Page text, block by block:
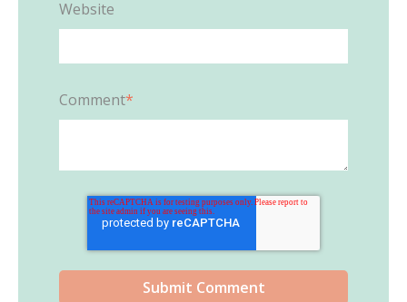
Website
Comment*